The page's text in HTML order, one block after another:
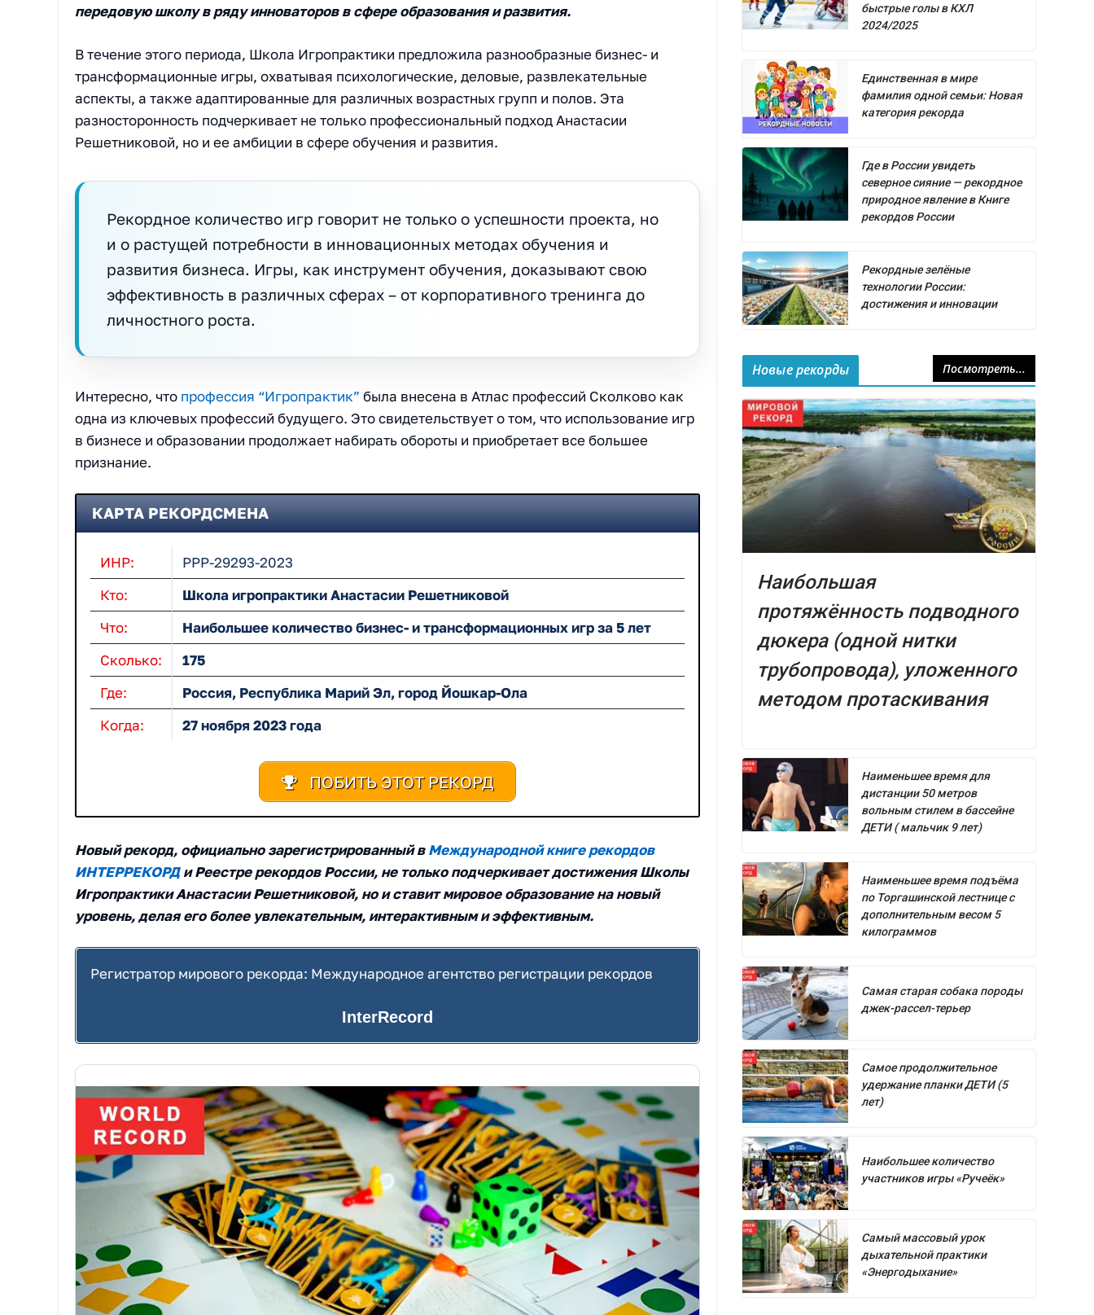
передовую школу в ряду инноваторов в сфере образования и развития.
В течение этого периода, Школа Игропрактики предложила разнообразные бизнес- и
трансформационные игры, охватывая психологические, деловые, развлекательные
аспекты, а также адаптированные для различных возрастных групп и полов. Эта
разносторонность подчеркивает не только профессиональный подход Анастасии
Решетниковой, но и ее амбиции в сфере обучения и развития.
Рекордное количество игр говорит не только о успешности проекта, но
и о растущей потребности в инновационных методах обучения и
развития бизнеса. Игры, как инструмент обучения, доказывают свою
эффективность в различных сферах – от корпоративного тренинга до
личностного роста.
Интересно, что профессия “Игропрактик” была внесена в Атлас профессий Сколково как
одна из ключевых профессий будущего. Это свидетельствует о том, что использование игр
в бизнесе и образовании продолжает набирать обороты и приобретает все большее
признание.
КАРТА РЕКОРДСМЕНА
ИНР:
РРР-29293-2023
Кто:
Школа игропрактики Анастасии Решетниковой
Что:
Наибольшее количество бизнес- и трансформационных игр за 5 лет
Сколько:
175
Где:
Россия, Республика Марий Эл, город Йошкар-Ола
Когда:
27 ноября 2023 года
ПОБИТЬ ЭТОТ РЕКОРД
Новый рекорд, официально зарегистрированный вМеждународной книге рекордов
ИНТЕРРЕКОРДи Реестре рекордов России, не только подчеркивает достижения Школы
Игропрактики Анастасии Решетниковой, но и ставит мировое образование на новый
уровень, делая его более увлекательным, интерактивным и эффективным.
Регистратор мирового рекорда: Международное агентство регистрации рекордов
InterRecord
быстрые голы в КХЛ
2024/2025
Единственная в мире
фамилия одной семьи: Новая
категория рекорда
Где в России увидеть
северное сияние — рекордное
природное явление в Книге
рекордов России
Рекордные зелёные
технологии России:
достижения и инновации
Новые рекорды Посмотреть...
Наибольшая
протяжённость подводного
дюкера (одной нитки
трубопровода), уложенного
методом протаскивания
Наименьшее время для
дистанции 50 метров
вольным стилем в бассейне
ДЕТИ ( мальчик 9 лет)
Наименьшее время подъёма
по Торгашинской лестнице с
дополнительным весом 5
килограммов
Самая старая собака породы
джек-рассел-терьер
Самое продолжительное
удержание планки ДЕТИ (5
лет)
Наибольшее количество
участников игры «Ручеёк»
Самый массовый урок
дыхательной практики
«Энергодыхание»